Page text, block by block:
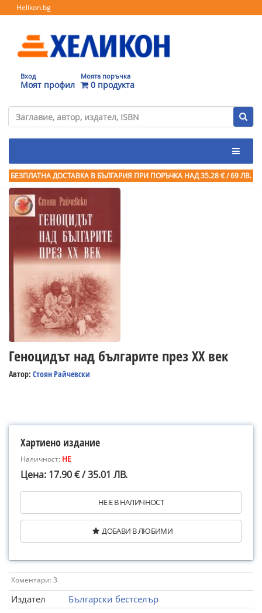
Helikon.bg
Вход
Моят профил
Моята поръчка
0 продукта
БЕЗПЛАТНА ДОСТАВКА В БЪЛГАРИЯ ПРИ ПОРЪЧКА НАД 35.28 € / 69 ЛВ.
Геноцидът над българите през XX век
Автор: Стоян Райчевски
Хартиено издание
Наличност: НЕ
Цена: 17.90 € / 35.01 ЛВ.
НЕ Е В НАЛИЧНОСТ
ДОБАВИ В ЛЮБИМИ
Коментари: 3
Издател
Български бестселър